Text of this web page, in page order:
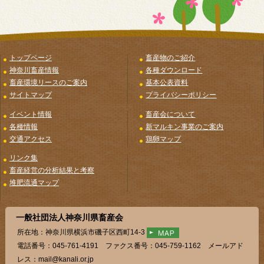
トップページ
神奈川畜産情報
畜産環境リースのご案内
サイトマップ
畜産物のご紹介
各種ダウンロード
基本公表資料
プライバシーポリシー
イベント情報
各種情報
交通アクセス
畜産会について
新マルキン事業のご案内
鶏卵マップ
リンク集
畜産経営の分析結果と考察
堆肥流通マップ
一般社団法人神奈川県畜産会
所在地：神奈川県横浜市磯子区西町14-3
電話番号：045-761-4191 ファクス番号：045-759-1162 メールアド
レス：mail@kanali.or.jp